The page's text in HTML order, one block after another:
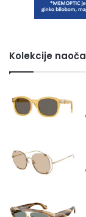
Kolekcije